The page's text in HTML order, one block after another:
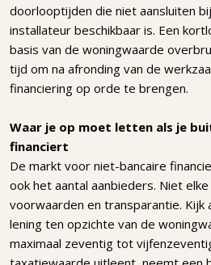
doorlooptijden die niet aansluiten
installateur beschikbaar is. Een
basis van de woningwaarde
tijd om na afronding van de
financiering op orde te brengen.
Waar je op moet letten als je
financiert
De markt voor niet-bancaire
ook het aantal aanbieders. Niet
voorwaarden en transparantie. Kijk
lening ten opzichte van de
maximaal zeventig tot